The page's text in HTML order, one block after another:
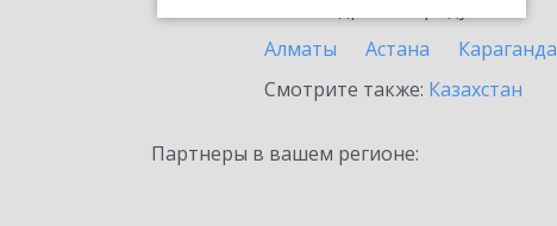
Алматы
Астана Караганда
Смотрите также: Казахстан
Партнеры в вашем регионе: